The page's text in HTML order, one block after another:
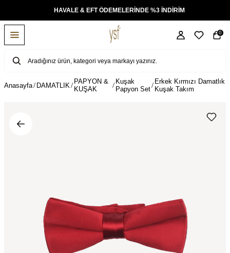
HAVALE & EFT ÖDEMELERİNDE %3 İNDİRİM
0
Anasayfa DAMATLIK
PAPYON &
KUŞAK
Kuşak
Papyon Set
Erkek Kırmızı Damatlık
Kuşak Takım